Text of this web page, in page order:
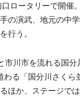
ロータリーで開催
の演武、地元の中
行う。
川市を流れる国分
る「国分川さくら
ほか、ステージで